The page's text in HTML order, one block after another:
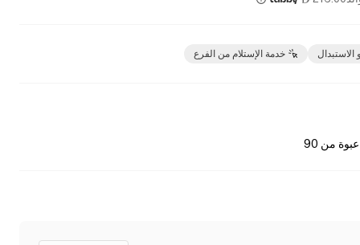
الاستبدال خدمة الإستلام من الفرع
عبوة من 90